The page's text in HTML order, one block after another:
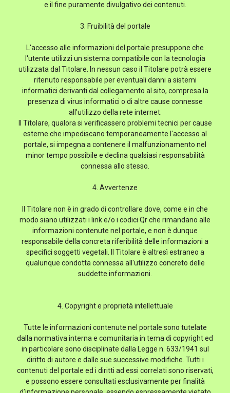
e il fine puramente divulgativo dei contenuti.
3. Fruibilità del portale
L'accesso alle informazioni del portale presuppone che
l'utente utilizzi un sistema compatibile con la tecnologia
utilizzata dal Titolare. In nessun caso il Titolare potrà essere
ritenuto responsabile per eventuali danni a sistemi
informatici derivanti dal collegamento al sito, compresa la
presenza di virus informatici o di altre cause connesse
all'utilizzo della rete internet.
Il Titolare, qualora si verificassero problemi tecnici per cause
esterne che impediscano temporaneamente l'accesso al
portale, si impegna a contenere il malfunzionamento nel
minor tempo possibile e declina qualsiasi responsabilità
connessa allo stesso.
4. Avvertenze
Il Titolare non è in grado di controllare dove, come e in che
modo siano utilizzati i link e/o i codici Qr che rimandano alle
informazioni contenute nel portale, e non è dunque
responsabile della concreta riferibilità delle informazioni a
specifici soggetti vegetali. Il Titolare è altresì estraneo a
qualunque condotta connessa all'utilizzo concreto delle
suddette informazioni.
4. Copyright e proprietà intellettuale
Tutte le informazioni contenute nel portale sono tutelate
dalla normativa interna e comunitaria in tema di copyright ed
in particolare sono disciplinate dalla Legge n. 633/1941 sul
diritto di autore e dalle sue successive modifiche. Tutti i
contenuti del portale ed i diritti ad essi correlati sono riservati,
e possono essere consultati esclusivamente per finalità